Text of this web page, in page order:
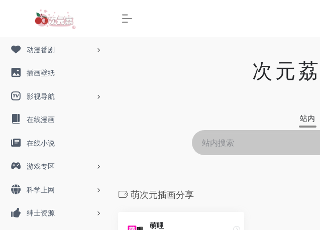
动漫番剧
插画壁纸
影视导航
在线漫画
在线小说
游戏专区
科学上网
绅士资源
次元
站内
萌次元插画分享
萌哩